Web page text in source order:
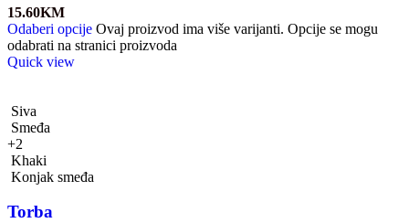
15.60KM
Odaberi opcije Ovaj proizvod ima više varijanti. Opcije se mogu
odabrati na stranici proizvoda
Quick view
Siva
Smeđa
+2
Khaki
Konjak smeđa
Torba